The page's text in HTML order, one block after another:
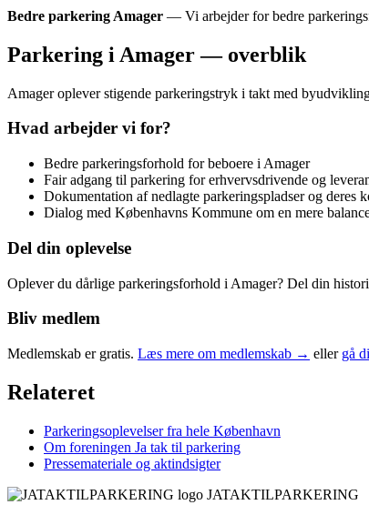
Bedre parkering Amager — Vi arbejder for bedre
Parkering i Amager — overblik
Amager oplever stigende parkeringstryk i takt med
Hvad arbejder vi for?
Bedre parkeringsforhold for beboere i Amager
Fair adgang til parkering for erhvervsdrivende og
Dokumentation af nedlagte parkeringspladser og deres
Dialog med Københavns Kommune om en mere
Del din oplevelse
Oplever du dårlige parkeringsforhold i Amager? Del din
Bliv medlem
Medlemskab er gratis. Læs mere om medlemskab → eller gå
Relateret
Parkeringsoplevelser fra hele København
Om foreningen Ja tak til parkering
Pressemateriale og aktindsigter
JATAKTILPARKERING